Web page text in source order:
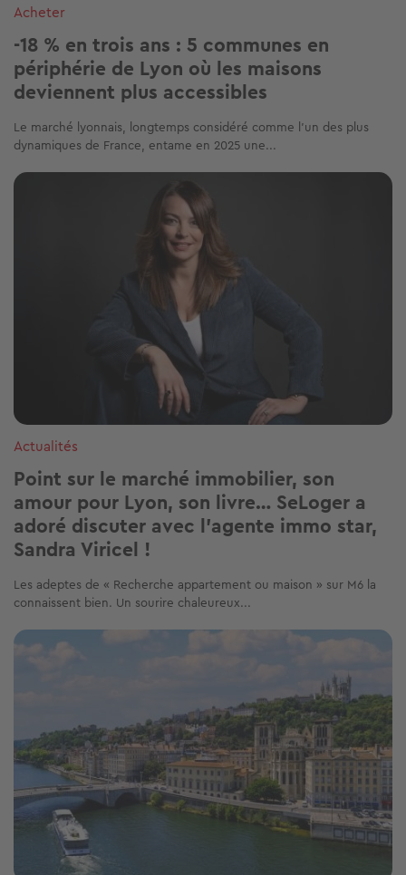
Acheter
-18 % en trois ans : 5 communes en
périphérie de Lyon où les maisons
deviennent plus accessibles
Le marché lyonnais, longtemps considéré comme l’un des plus
dynamiques de France, entame en 2025 une...
Image
Actualités
Point sur le marché immobilier, son
amour pour Lyon, son livre… SeLoger a
adoré discuter avec l’agente immo star,
Sandra Viricel !
Les adeptes de « Recherche appartement ou maison » sur M6 la
connaissent bien. Un sourire chaleureux...
Image